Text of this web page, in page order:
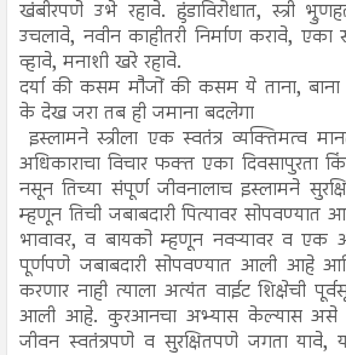
खंबीरपणे उभे रहावे. हुंडाविरोधात, स्त्री
उचलावे, नवीन काहीतरी निर्माण करावे, एका
व्हावे, मनाशी खरे रहावे.
दर्या की कसम मौजों की कसम ये ताना,
के देख जरा तब ही जमाना बदलेगा
इस्लामने स्त्रीला एक स्वतंत्र व्यक्तिमत्व
अधिकाराचा विचार फक्त एका दिवसापुरता
नसून तिच्या संपूर्ण जीवनालाच इस्लामने
म्हणून तिची जबाबदारी पित्यावर
भावावर, व बायको म्हणून नवऱ्यावर व एक
पूर्णपणे जबाबदारी सोपवण्यात आली आहे
करणार नाही त्याला अत्यंत वाईट शिक्षेची
आली आहे. कुरआनचा अभ्यास केल्यास असे
जीवन स्वतंत्रपणे व सुरक्षितपणे जगता यावे,